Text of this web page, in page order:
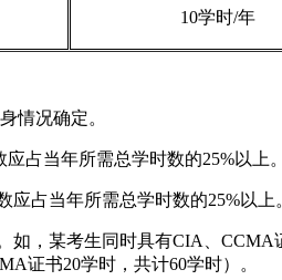
10学时/年
情况确定。
占当年所需总学时数的25%以上。
占当年所需总学时数的25%以上
，某考生同时具有CIA、CCMA
证书20学时，共计60学时）。